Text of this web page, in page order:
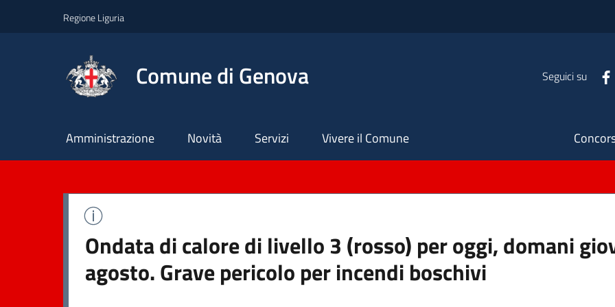
Regione Liguria
Comune di Genova Seguici su
Principale
Amministrazione Novità Servizi Vivere il Comune
Ondata di calore di livello 3 (rosso) per oggi, domani
agosto. Grave pericolo per incendi boschivi